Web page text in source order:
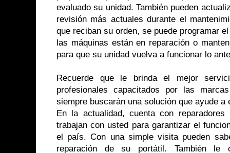
evaluado su unidad. También pueden
revisión más actuales durante el
que reciban su orden, se puede programar
las máquinas están en reparación o
para que su unidad vuelva a funcionar lo
Recuerde que le brinda el mejor
profesionales capacitados por las
siempre buscarán una solución que ayude
En la actualidad, cuenta con reparadores
trabajan con usted para garantizar el
el país. Con una simple visita pueden
reparación de su portátil. También le